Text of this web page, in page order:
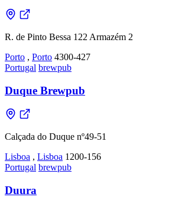
R. de Pinto Bessa 122 Armazém 2
Porto , Porto 4300-427
Portugal brewpub
Duque Brewpub
Calçada do Duque nº49-51
Lisboa , Lisboa 1200-156
Portugal brewpub
Duura